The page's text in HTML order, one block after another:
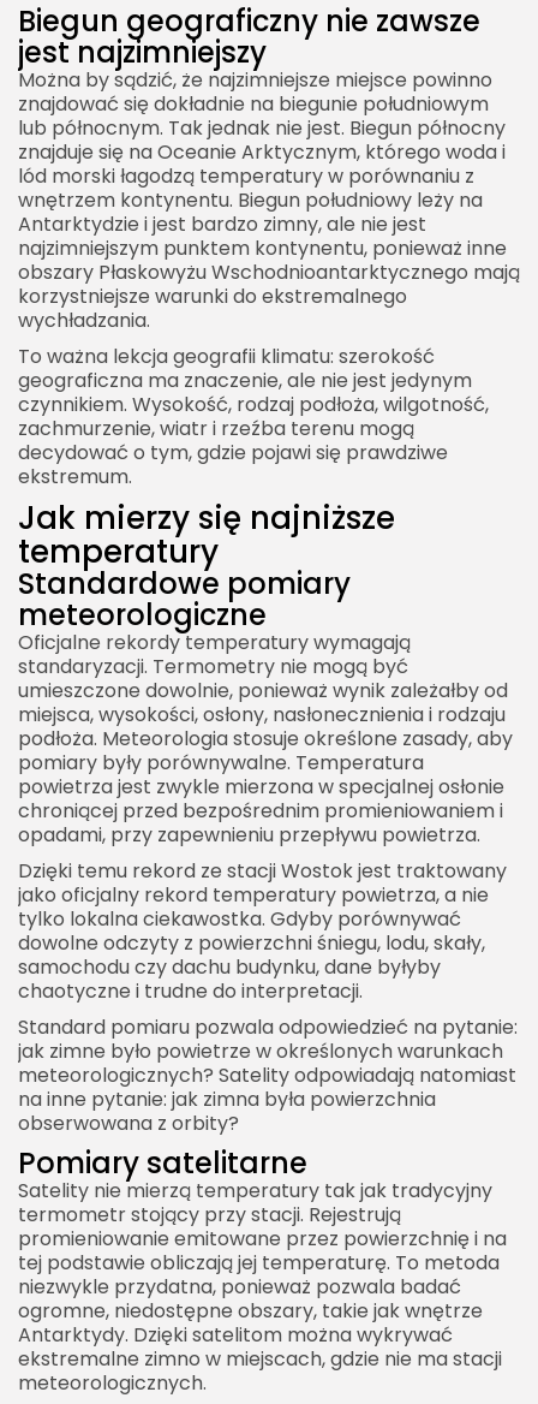
Biegun geograficzny nie zawsze
jest najzimniejszy
Można by sądzić, że najzimniejsze miejsce powinno
znajdować się dokładnie na biegunie południowym
lub północnym. Tak jednak nie jest. Biegun północny
znajduje się na Oceanie Arktycznym, którego woda i
lód morski łagodzą temperatury w porównaniu z
wnętrzem kontynentu. Biegun południowy leży na
Antarktydzie i jest bardzo zimny, ale nie jest
najzimniejszym punktem kontynentu, ponieważ inne
obszary Płaskowyżu Wschodnioantarktycznego mają
korzystniejsze warunki do ekstremalnego
wychładzania.
To ważna lekcja geografii klimatu: szerokość
geograficzna ma znaczenie, ale nie jest jedynym
czynnikiem. Wysokość, rodzaj podłoża, wilgotność,
zachmurzenie, wiatr i rzeźba terenu mogą
decydować o tym, gdzie pojawi się prawdziwe
ekstremum.
Jak mierzy się najniższe
temperatury
Standardowe pomiary
meteorologiczne
Oficjalne rekordy temperatury wymagają
standaryzacji. Termometry nie mogą być
umieszczone dowolnie, ponieważ wynik zależałby od
miejsca, wysokości, osłony, nasłonecznienia i rodzaju
podłoża. Meteorologia stosuje określone zasady, aby
pomiary były porównywalne. Temperatura
powietrza jest zwykle mierzona w specjalnej osłonie
chroniącej przed bezpośrednim promieniowaniem i
opadami, przy zapewnieniu przepływu powietrza.
Dzięki temu rekord ze stacji Wostok jest traktowany
jako oficjalny rekord temperatury powietrza, a nie
tylko lokalna ciekawostka. Gdyby porównywać
dowolne odczyty z powierzchni śniegu, lodu, skały,
samochodu czy dachu budynku, dane byłyby
chaotyczne i trudne do interpretacji.
Standard pomiaru pozwala odpowiedzieć na pytanie:
jak zimne było powietrze w określonych warunkach
meteorologicznych? Satelity odpowiadają natomiast
na inne pytanie: jak zimna była powierzchnia
obserwowana z orbity?
Pomiary satelitarne
Satelity nie mierzą temperatury tak jak tradycyjny
termometr stojący przy stacji. Rejestrują
promieniowanie emitowane przez powierzchnię i na
tej podstawie obliczają jej temperaturę. To metoda
niezwykle przydatna, ponieważ pozwala badać
ogromne, niedostępne obszary, takie jak wnętrze
Antarktydy. Dzięki satelitom można wykrywać
ekstremalne zimno w miejscach, gdzie nie ma stacji
meteorologicznych.